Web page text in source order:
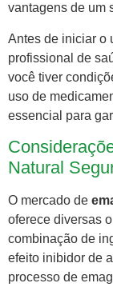
vantagens de um
Antes de iniciar o
profissional de
você tiver
uso de
essencial para
Natural
O mercado de
oferece diversas
combinação de
efeito inibidor de
processo de